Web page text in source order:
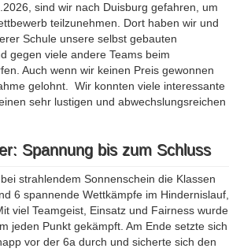
sind wir nach Duisburg gefahren, um
teilzunehmen. Dort haben wir und
Schule unsere selbst gebauten
gegen viele andere Teams beim
Auch wenn wir keinen Preis gewonnen
gelohnt. Wir konnten viele interessante
sehr lustigen und abwechslungsreichen
Spannung bis zum Schluss
strahlendem Sonnenschein die Klassen
6 spannende Wettkämpfe im Hindernislauf,
viel Teamgeist, Einsatz und Fairness wurde
jeden Punkt gekämpft. Am Ende setzte sich
vor der 6a durch und sicherte sich den